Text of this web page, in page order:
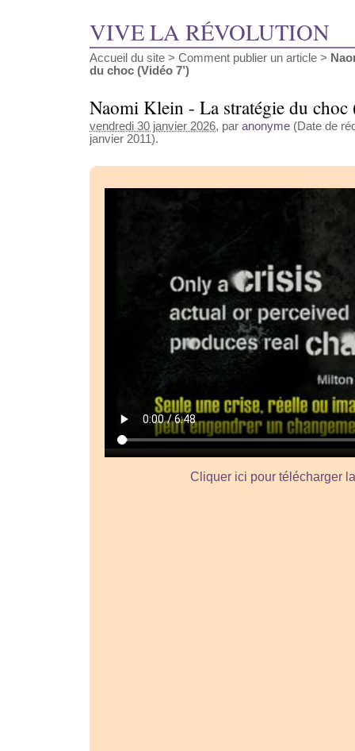
VIVE LA RÉVOLUTION
Accueil du site > Comment publier un article >
du choc (Vidéo 7’)
Naomi Klein - La stratégie du choc
vendredi 30 janvier 2026, par anonyme (Date de
janvier 2011).
Cliquer ici pour télécharger